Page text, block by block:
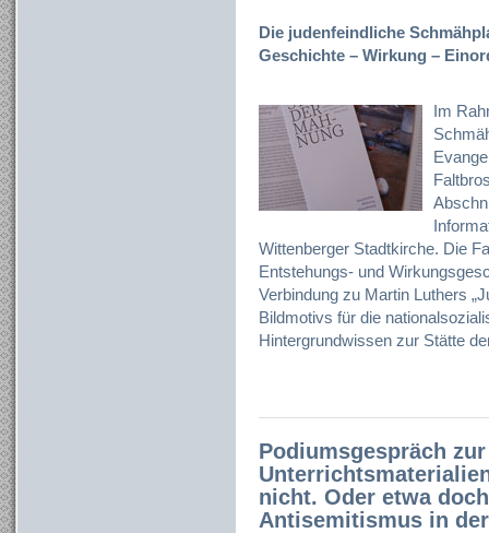
Die judenfeindliche
Geschichte – Wirkung –
Im
Wittenberger Stadtkirche. Die
Entstehungs- und
Verbindung zu Martin Luthers
Bildmotivs für die
Hintergrundwissen zur Stätte
Podiumsgespräch
nicht. Oder etwa
Antisemitismus in